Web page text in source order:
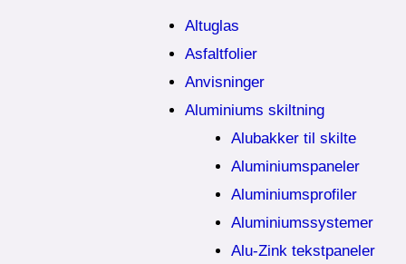
Altuglas
Asfaltfolier
Anvisninger
Aluminiums skiltning
Alubakker til skilte
Aluminiumspaneler
Aluminiumsprofiler
Aluminiumssystemer
Alu-Zink tekstpaneler